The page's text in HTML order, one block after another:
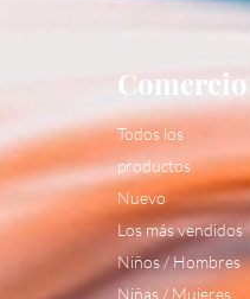
Comercio
Todos los
productos
Nuevo
Los más vendidos
Niños / Hombres
Niñas / Mujeres